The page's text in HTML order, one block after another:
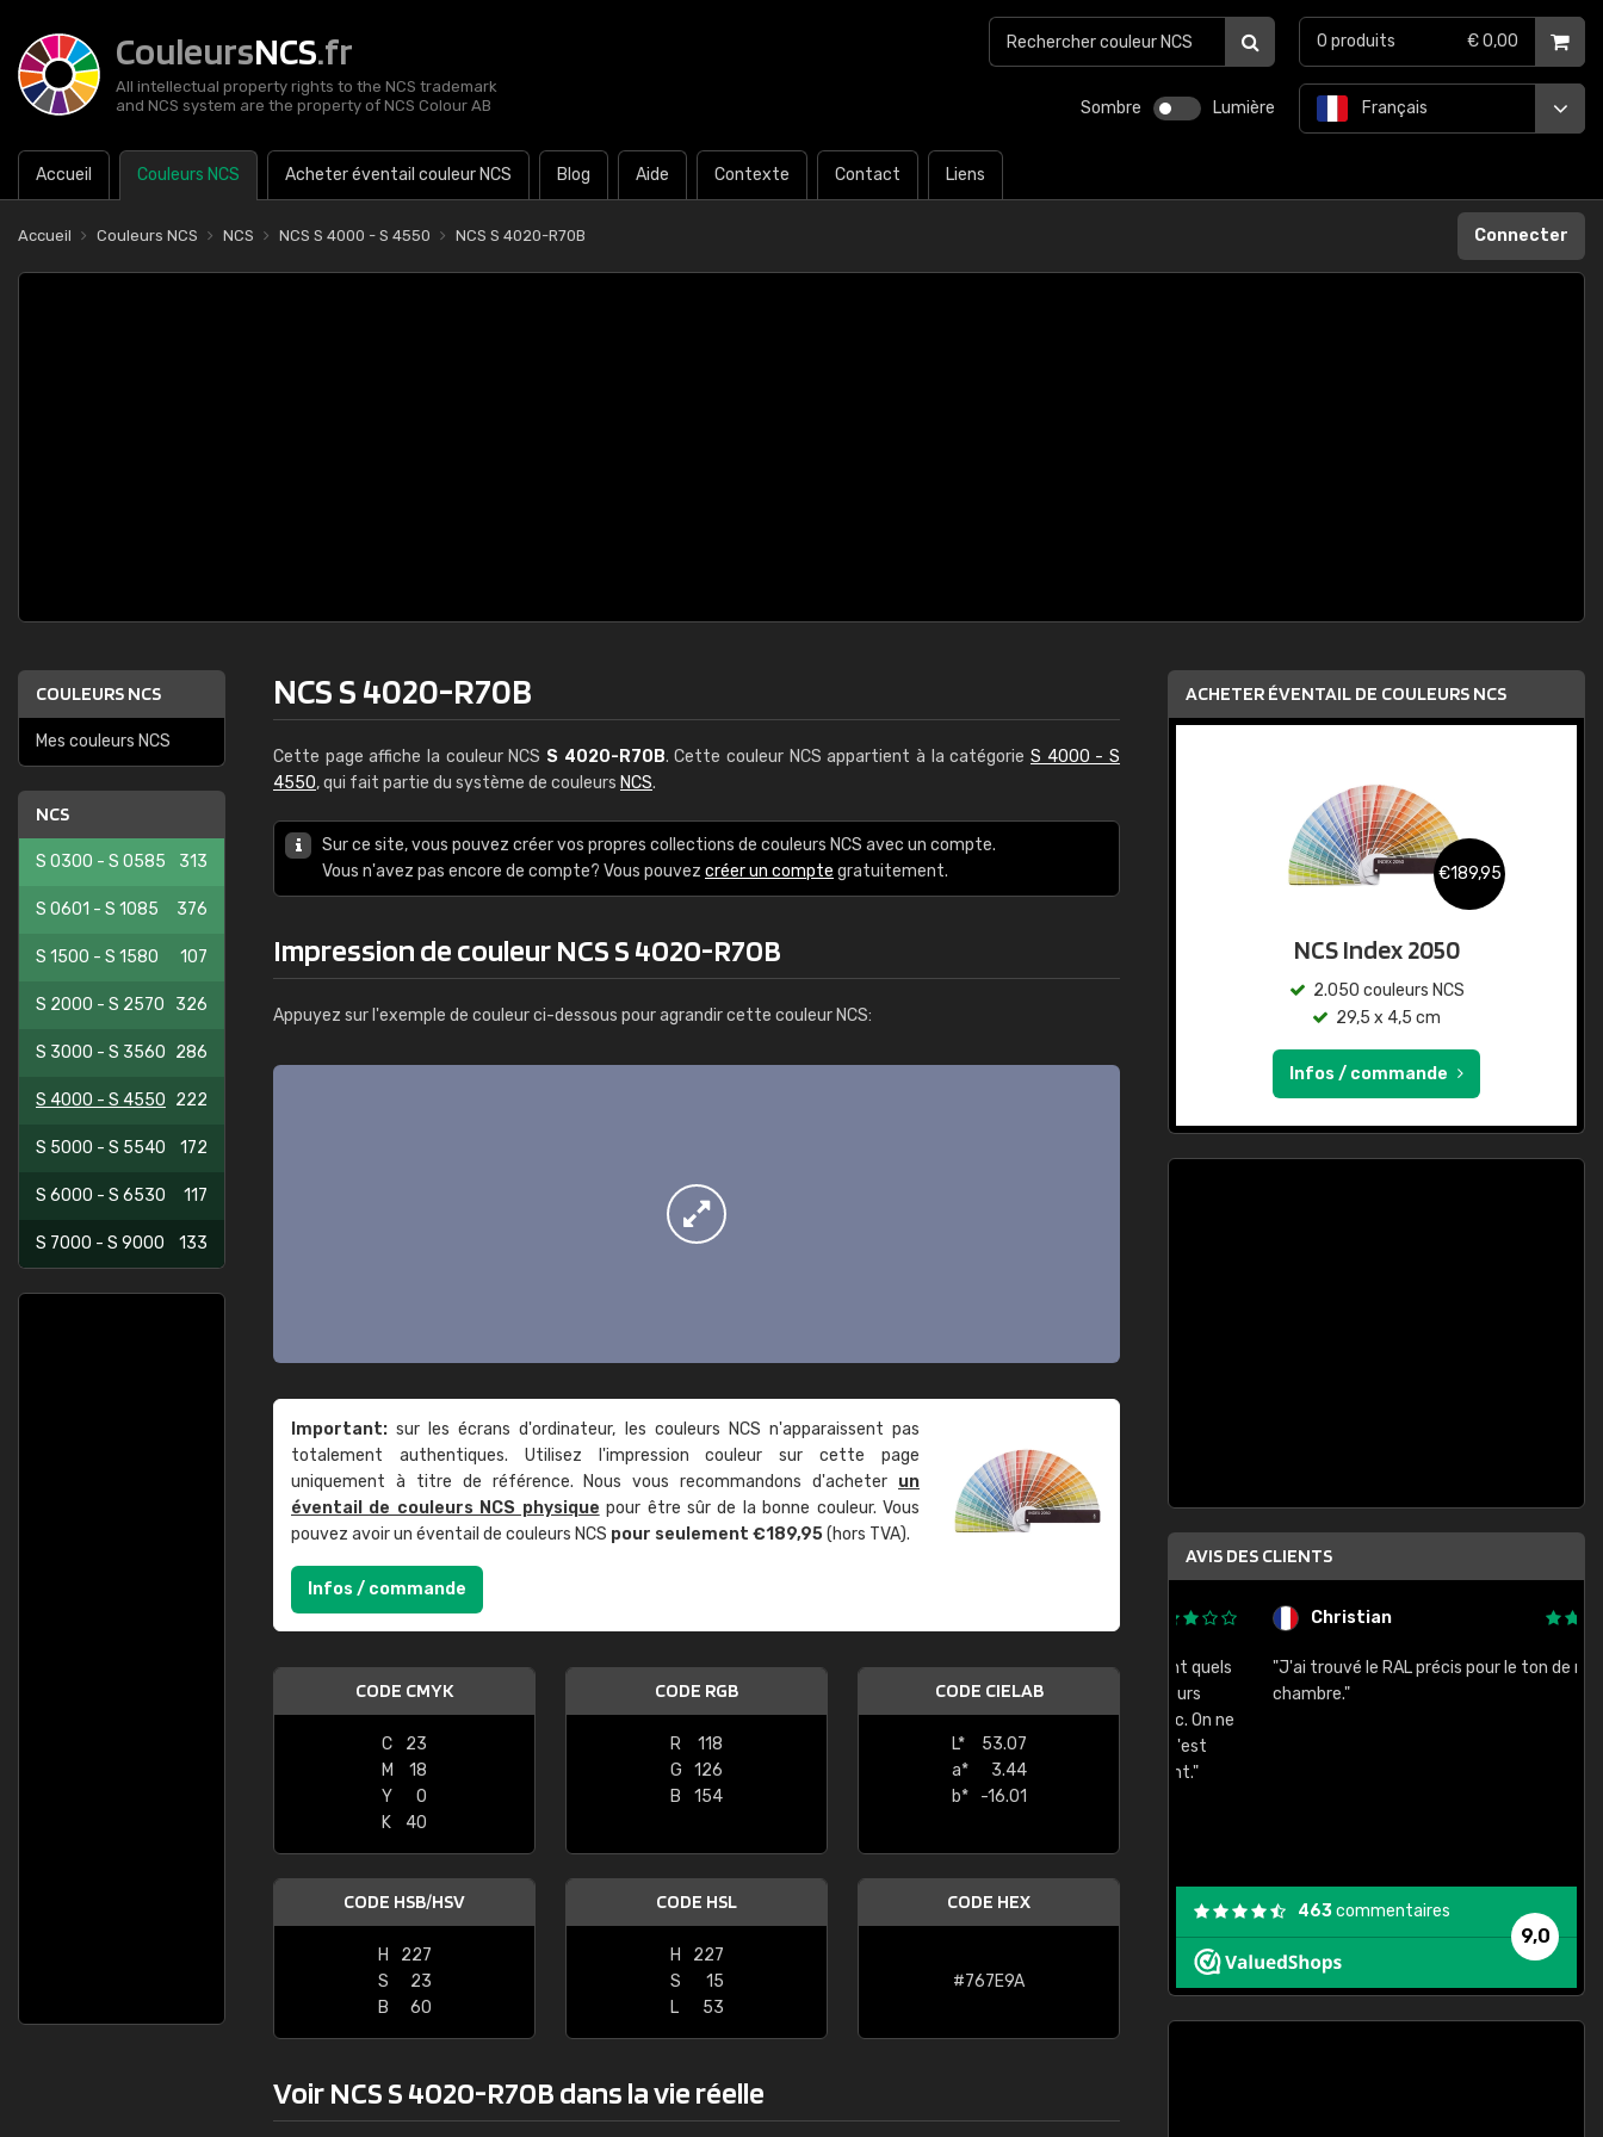
CouleursNCS.fr
All intellectual property rights to the NCS trademark
and NCS system are the property of NCS Colour AB
Sombre Lumière
Accueil Couleurs NCS Acheter éventail couleur NCS Blog Aide Contexte Contact Liens
Français
0 produits € 0,00
Accueil Couleurs NCS NCS NCS S 4000 - S 4550 NCS S 4020-R70B Connecter
COULEURS NCS
Mes couleurs NCS
NCS
S 0300 - S 0585 313
S 0601 - S 1085 376
S 1500 - S 1580 107
S 2000 - S 2570 326
S 3000 - S 3560 286
S 4000 - S 4550 222
S 5000 - S 5540 172
S 6000 - S 6530 117
S 7000 - S 9000 133
NCS S 4020-R70B
Cette page affiche la couleur NCS S 4020-R70B. Cette couleur NCS appartient à la catégorieS 4000 - S
4550, qui fait partie du système de couleurs NCS.
Sur ce site, vous pouvez créer vos propres collections de couleurs NCS avec un compte.
Vous n'avez pas encore de compte? Vous pouvez créer un compte gratuitement.
Impression de couleur NCS S 4020-R70B
Appuyez sur l'exemple de couleur ci-dessous pour agrandir cette couleur NCS:
Important: sur les écrans d'ordinateur, les couleurs NCS n'apparaissent pas
totalement authentiques. Utilisez l'impression couleur sur cette page
uniquement à titre de référence. Nous vous recommandons d'acheter un
éventail de couleurs NCS physique pour être sûr de la bonne couleur. Vous
pouvez avoir un éventail de couleurs NCS pour seulement €189,95(hors TVA).
Infos / commande
CODE CMYK
C
23
M
18
Y
0
K
40
CODE RGB
R
118
G
126
B
154
CODE CIELAB
L*
53.07
a*
3.44
b*
-16.01
CODE HSB/HSV
H
227
S
23
B
60
CODE HSL
H
227
S
15
L
53
CODE HEX
#767E9A
Voir NCS S 4020-R70B dans la vie réelle
ACHETER ÉVENTAIL DE COULEURS NCS
€189,95
NCS Index 2050
2.050 couleurs NCS
29,5 x 4,5 cm
Infos / commande
AVIS DES CLIENTS
"Le site ne permet pas de voir clairement quels
sont les produits disponibles. Il y a plusieurs
palettes de couleurs: Classic, Design, etc. On ne
comprend pas qui est quoi. La livraison s'est
bien passé et le produit reçu me convient."
Christian
"J'ai trouvé le RAL précis pour le ton de ma
chambre."
9,0
463commentaires